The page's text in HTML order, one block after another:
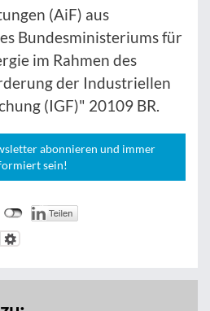
(AiF) aus
Bundesministeriums für
im Rahmen des
der Industriellen
(IGF)" 20109 BR.
abonnieren und immer
sein!